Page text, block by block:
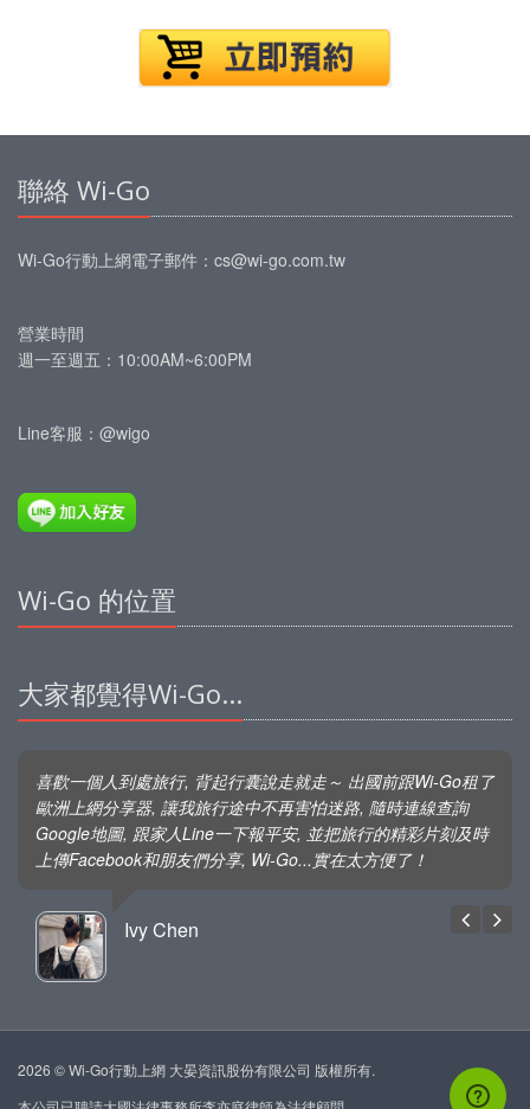
聯絡 Wi-Go
Wi-Go行動上網電子郵件： cs@wi-go.com.tw
營業時間
週一至週五：10:00AM~6:00PM
Line客服：@wigo
Wi-Go 的位置
大家都覺得Wi-Go...
喜歡一個人到處旅行, 背起行囊說走就走～ 出國前跟Wi-Go租了
歐洲上網分享器, 讓我旅行途中不再害怕迷路, 隨時連線查詢
Google地圖, 跟家人Line一下報平安, 並把旅行的精彩片刻及時
上傳Facebook和朋友們分享, Wi-Go...實在太方便了！
Ivy Chen
2026 © Wi-Go行動上網 大晏資訊股份有限公司 版權所有.